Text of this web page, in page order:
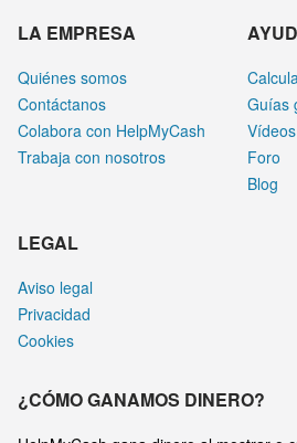
LA EMPRESA
Quiénes somos
Contáctanos
Colabora con HelpMyCash
Trabaja con nosotros
Guías
Vídeos
Foro
Blog
LEGAL
Aviso legal
Privacidad
Cookies
¿CÓMO GANAMOS DINERO?